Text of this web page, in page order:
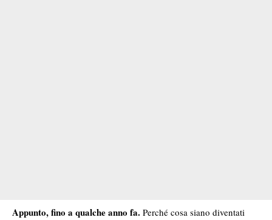
Appunto, fino a qualche anno fa. Perché cosa siano diventati